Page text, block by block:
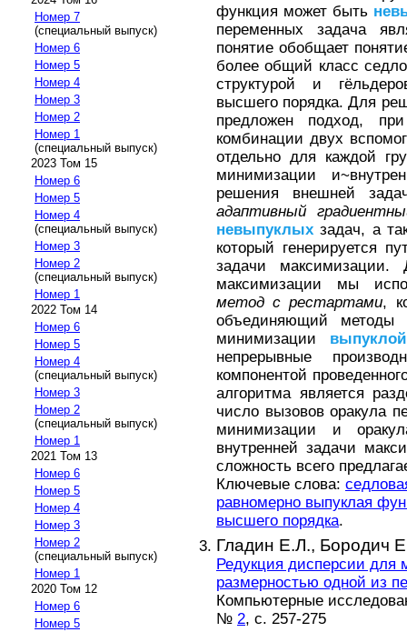
Номер 7
(специальный выпуск)
Номер 6
Номер 5
Номер 4
Номер 3
Номер 2
Номер 1
(специальный выпуск)
2023 Том 15
Номер 6
Номер 5
Номер 4
(специальный выпуск)
Номер 3
Номер 2
(специальный выпуск)
Номер 1
2022 Том 14
Номер 6
Номер 5
Номер 4
(специальный выпуск)
Номер 3
Номер 2
(специальный выпуск)
Номер 1
2021 Том 13
Номер 6
Номер 5
Номер 4
Номер 3
Номер 2
(специальный выпуск)
Номер 1
2020 Том 12
Номер 6
Номер 5
функция может быть
переменных задача
понятие обобщает
более общий класс
структурой и
высшего порядка. Для
предложен подход,
комбинации двух
отдельно для каждой
минимизации
решения внешней
адаптивный
невыпуклых задач, а
который генерируется
задачи максимизации.
максимизации мы
метод с рестартами,
объединяющий методы
минимизации выпуклой
непрерывные
компонентой
алгоритма является
число вызовов оракула
минимизации и
внутренней задачи
сложность всего
Ключевые слова:
равномерно выпуклая
высшего порядка.
Гладин Е.Л., Бородич
Редукция дисперсии
размерностью одной из
Компьютерные
№ 2, с. 257-275